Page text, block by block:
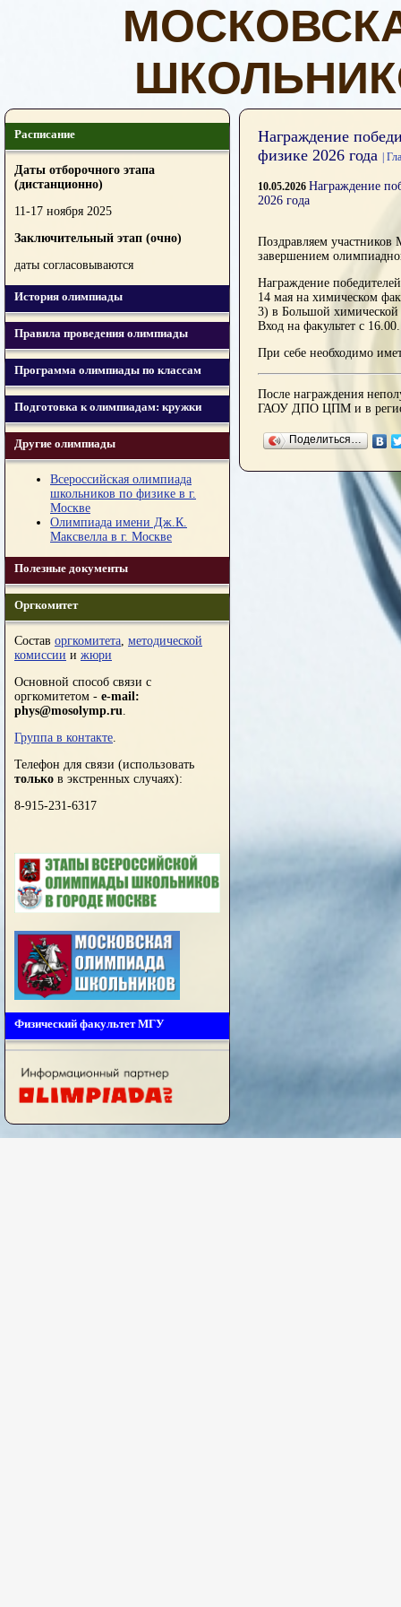
Расписание
Даты отборочного этапа
(дистанционно)
11-17 ноября 2025
Заключительный этап (очно)
даты согласовываются
История олимпиады
Правила проведения олимпиады
Программа олимпиады по классам
Подготовка к олимпиадам: кружки
Другие олимпиады
Всероссийская олимпиада
школьников по физике в г.
Москве
Олимпиада имени Дж.К.
Максвелла в г. Москве
Полезные документы
Оргкомитет
Состав оргкомитета, методической
комиссии и жюри
Основной способ связи с
оргкомитетом - e-mail:
phys@mosolymp.ru.
Группа в контакте.
Телефон для связи (использовать
только в экстренных случаях):
8-915-231-6317
Физический факультет МГУ
Награждение
физике 2026 года
|
10.05.2026 Награждение
2026 года
Поздравляем
завершением
Награждение
14 мая на химическом
3) в Большой химической
Вход на факультет с
При себе необходимо
После награждения
ГАОУ ДПО ЦПМ и в
Поделиться…